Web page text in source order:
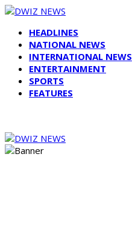
HEADLINES
NATIONAL NEWS
INTERNATIONAL NEWS
ENTERTAINMENT
SPORTS
FEATURES